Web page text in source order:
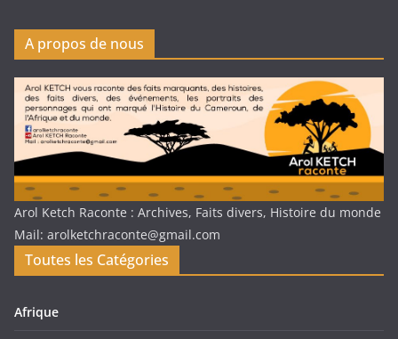
A propos de nous
Arol Ketch Raconte : Archives, Faits divers, Histoire du monde
Mail: arolketchraconte@gmail.com
Toutes les Catégories
Afrique